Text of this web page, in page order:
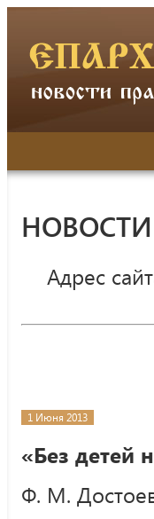
Адрес
1 Июня 2013
«Без детей
Ф. М.